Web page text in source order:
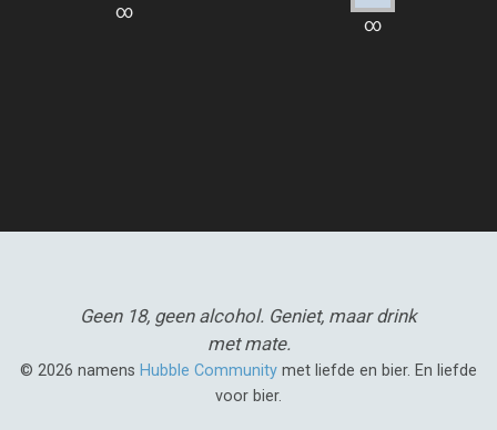
∞
∞
Geen 18, geen alcohol. Geniet, maar drink
met mate.
© 2026 namens Hubble Community met liefde en bier. En liefde
voor bier.